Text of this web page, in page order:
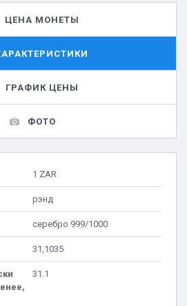
ЦЕНА МОНЕТЫ
ГРАФИК ЦЕНЫ
ФОТО
1 ZAR
рэнд
серебро 999/1000
31,1035
31.1